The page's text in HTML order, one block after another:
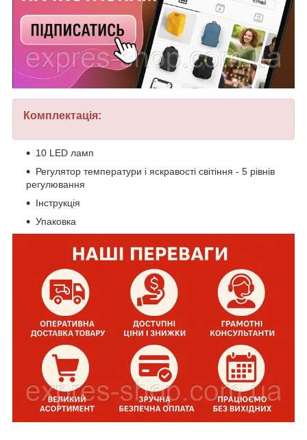
Комплектація:
10 LED ламп
Регулятор температури і яскравості світіння - 5 рівнів
регулювання
Інструкція
Упаковка